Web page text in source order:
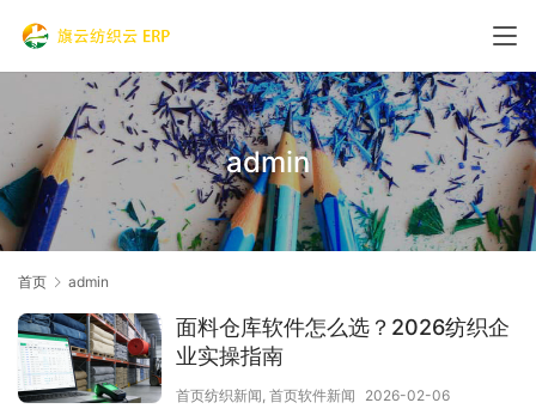
admin
首页 admin
面料仓库软件怎么选？2026纺织企
业实操指南
首页纺织新闻, 首页软件新闻 2026-02-06